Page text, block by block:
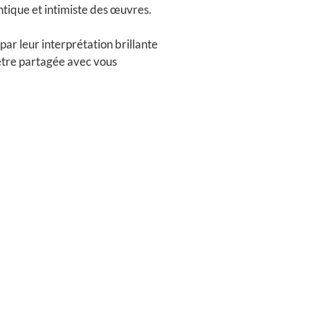
et intimiste des œuvres.
leur interprétation brillante
partagée avec vous